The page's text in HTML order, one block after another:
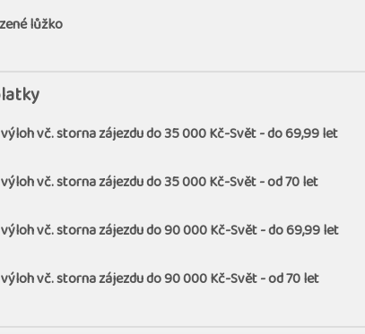
lůžko
vč. storna zájezdu do 35 000 Kč-Svět - do 69,99 let
vč. storna zájezdu do 35 000 Kč-Svět - od 70 let
vč. storna zájezdu do 90 000 Kč-Svět - do 69,99 let
vč. storna zájezdu do 90 000 Kč-Svět - od 70 let